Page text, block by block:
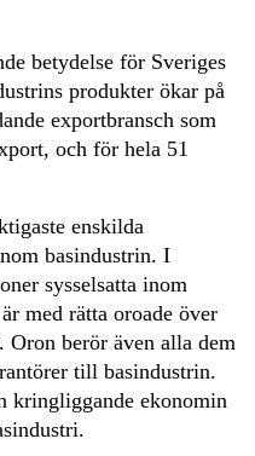
betydelse för Sveriges
produkter ökar på
exportbransch som
och för hela 51
enskilda
basindustrin. I
sysselsatta inom
med rätta oroade över
Oron berör även alla dem
till basindustrin.
kringliggande ekonomin